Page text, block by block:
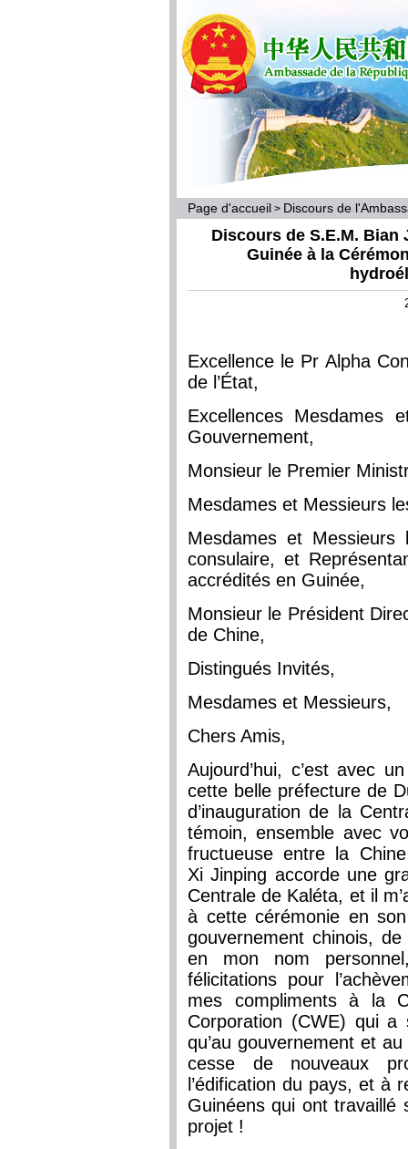
Page d'accueil > Discours de
Discours de S.E.M. Bian
Guinée à la
Excellence le Pr Alpha
de l’État,
Excellences Mesdames
Gouvernement,
Monsieur le Premier
Mesdames et Messieurs
Mesdames et
consulaire, et
accrédités en Guinée,
Monsieur le Président
de Chine,
Distingués Invités,
Mesdames et Messieurs,
Chers Amis,
Aujourd’hui, c’est avec
cette belle préfecture de
d’inauguration de la
témoin, ensemble avec
fructueuse entre la
Xi Jinping accorde une
Centrale de Kaléta, et il
à cette cérémonie en
gouvernement chinois,
en mon nom
félicitations pour
mes compliments à la
Corporation (CWE) qui
qu’au gouvernement et
cesse de nouveaux
l’édification du pays, et à
Guinéens qui ont travaillé
projet !